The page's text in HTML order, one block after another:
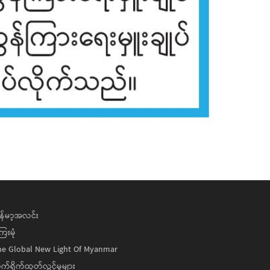
န်မာ့အလင်း
းမုံ
Global New Light Of Myanmar
ရိုက်ထုတ်လွှင့်မှုများ